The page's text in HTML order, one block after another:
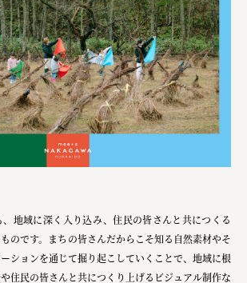
地域に深く入り込み、住民の皆さんと共につくる
のです。まちの皆さんだからこそ知る自然素材やそ
ションを通じて掘り起こしていくことで、地域に根
住民の皆さんと共につくり上げるビジュアル制作な